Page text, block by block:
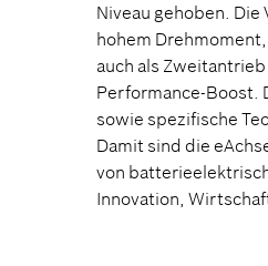
Niveau gehoben.
hohem
auch als
Performance-Boost.
sowie spezifische
Damit sind die
von
Innovation,